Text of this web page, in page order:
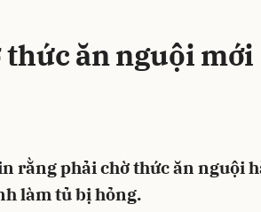
thức ăn nguội mới
rằng phải chờ thức ăn nguội
làm tủ bị hỏng.